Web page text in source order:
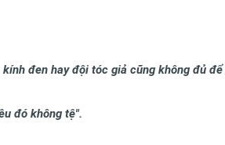
đen hay đội tóc giả cũng không đủ
đó không tệ".